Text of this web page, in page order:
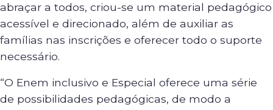
abraçar a todos, criou-se um material pedagógico
acessível e direcionado, além de auxiliar as
famílias nas inscrições e oferecer todo o suporte
necessário.
“O Enem inclusivo e Especial oferece uma série
de possibilidades pedagógicas, de modo a